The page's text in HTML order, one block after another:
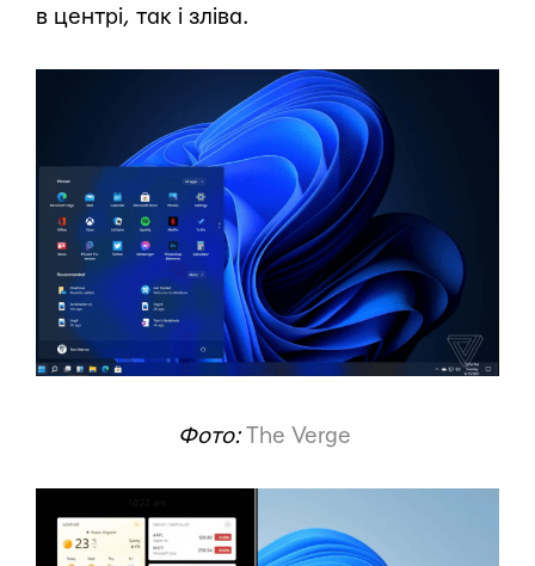
в центрі, так і зліва.
Фото: The Verge